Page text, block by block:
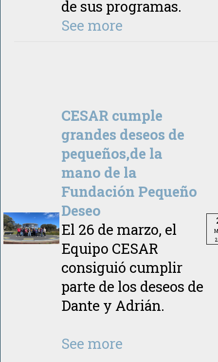
de sus programas.
See more
CESAR cumple
grandes deseos de
pequeños,de la
mano de la
Fundación Pequeño
Deseo
El 26 de marzo, el
Equipo CESAR
consiguió cumplir
parte de los deseos de
Dante y Adrián.
See more